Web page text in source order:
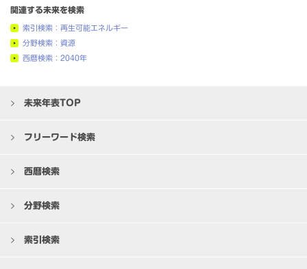
関連する未来を検索
索引検索：再生可能エネルギー
分野検索：資源
西暦検索：2040年
未来年表TOP
フリーワード検索
西暦検索
分野検索
索引検索